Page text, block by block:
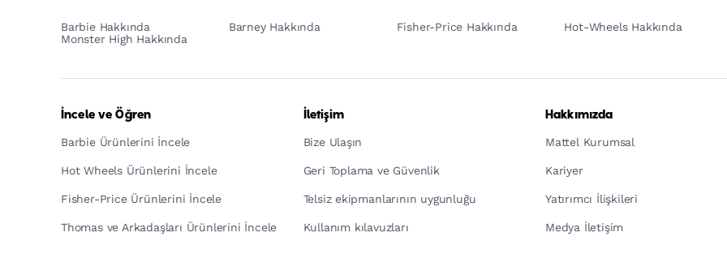
Barbie Hakkında Barney Hakkında Fisher-Price Hakkında Hot-Wheels Hakkında
Monster High Hakkında
İncele ve Öğren
Barbie Ürünlerini İncele
Hot Wheels Ürünlerini İncele
Fisher-Price Ürünlerini İncele
Thomas ve Arkadaşları Ürünlerini İncele
İletişim
Bize Ulaşın
Geri Toplama ve Güvenlik
Telsiz ekipmanlarının uygunluğu
Kullanım kılavuzları
Hakkımızda
Mattel Kurumsal
Kariyer
Yatırımcı İlişkileri
Medya İletişim